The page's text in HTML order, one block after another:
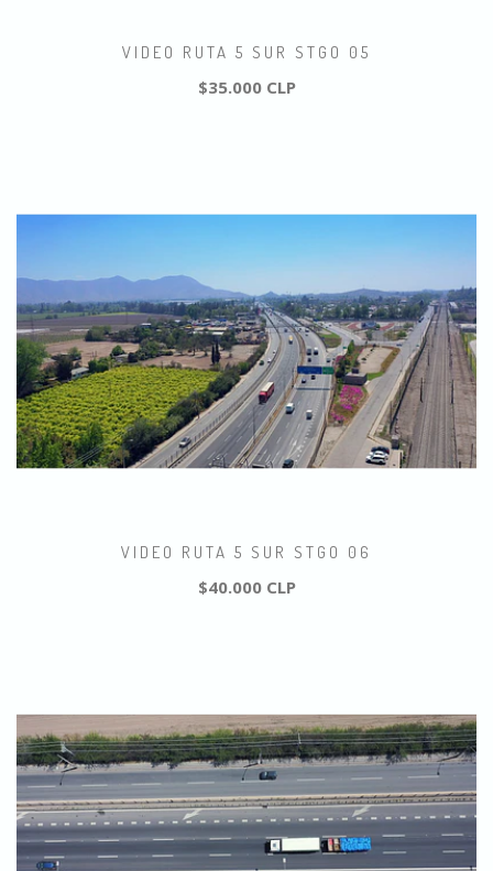
VIDEO RUTA 5 SUR STGO 05
$35.000 CLP
VIDEO RUTA 5 SUR STGO 06
$40.000 CLP